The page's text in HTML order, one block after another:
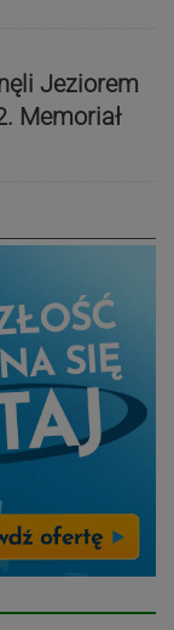
Jeziorem
Memoriał